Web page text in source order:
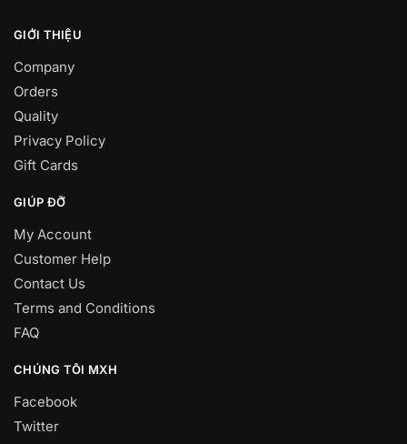
GIỚI THIỆU
Company
Orders
Quality
Privacy Policy
Gift Cards
GIÚP ĐỠ
My Account
Customer Help
Contact Us
Terms and Conditions
FAQ
CHÚNG TÔI MXH
Facebook
Twitter